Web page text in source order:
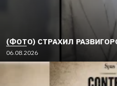
(ФОТО) СТРАХИЛ
06.08.2026